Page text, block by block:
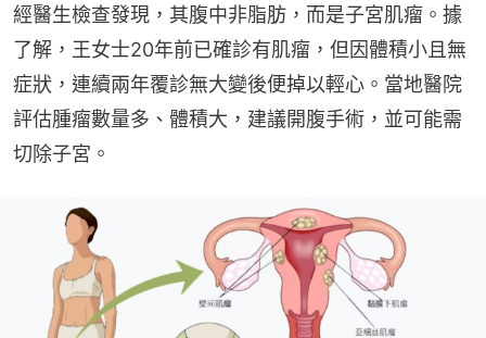
經醫生檢查發現，其腹中非脂肪，而是子宮肌瘤。據
了解，王女士20年前已確診有肌瘤，但因體積小且無
症狀，連續兩年覆診無大變後便掉以輕心。當地醫院
評估腫瘤數量多、體積大，建議開腹手術，並可能需
切除子宮。